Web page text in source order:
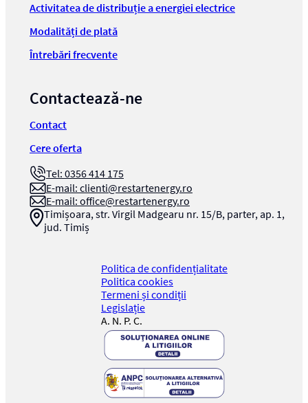
Activitatea de distribuție a energiei electrice
Modalități de plată
Întrebări frecvente
Contactează-ne
Contact
Cere oferta
Tel: 0356 414 175
E-mail: clienti@restartenergy.ro
E-mail: office@restartenergy.ro
Timișoara, str. Virgil Madgearu nr. 15/B, parter, ap. 1,
jud. Timiș
Politica de confidențialitate
Politica cookies
Termeni și condiții
Legislație
A. N. P. C.